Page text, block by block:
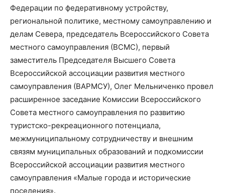
Федерации по федеративному устройству,
региональной политике, местному самоуправлению и
делам Севера, председатель Всероссийского Совета
местного самоуправления (ВСМС), первый
заместитель Председателя Высшего Совета
Всероссийской ассоциации развития местного
самоуправления (ВАРМСУ), Олег Мельниченко провел
расширенное заседание Комиссии Всероссийского
Совета местного самоуправления по развитию
туристско-рекреационного потенциала,
межмуниципальному сотрудничеству и внешним
связям муниципальных образований и подкомиссии
Всероссийской ассоциации развития местного
самоуправления «Малые города и исторические
поселения».